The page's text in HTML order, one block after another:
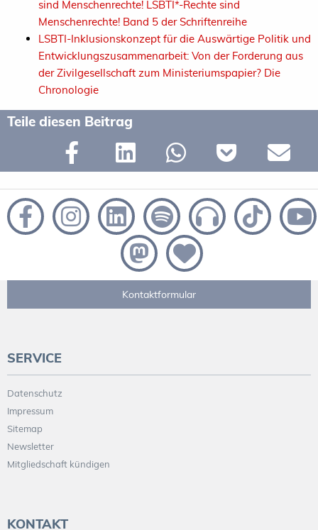
sind Menschenrechte! LSBTI*-Rechte sind
Menschenrechte! Band 5 der Schriftenreihe
LSBTI-Inklusionskonzept für die Auswärtige Politik und
Entwicklungszusammenarbeit: Von der Forderung aus
der Zivilgesellschaft zum Ministeriumspapier? Die
Chronologie
Teile diesen Beitrag
Kontaktformular
SERVICE
Datenschutz
Impressum
Sitemap
Newsletter
Mitgliedschaft kündigen
KONTAKT